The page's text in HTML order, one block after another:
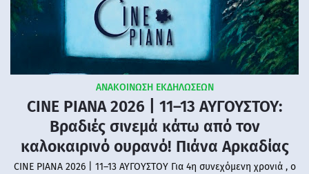
ΑΝΑΚΟΙΝΩΣΗ ΕΚΔΗΛΩΣΕΩΝ
CINE PIANA 2026 | 11–13 ΑΥΓΟΥΣΤΟΥ:
Βραδιές σινεμά κάτω από τον
καλοκαιρινό ουρανό! Πιάνα Αρκαδίας
CINE PIANA 2026 | 11–13 ΑΥΓΟΥΣΤΟΥ Για 4η συνεχόμενη χρονιά , ο